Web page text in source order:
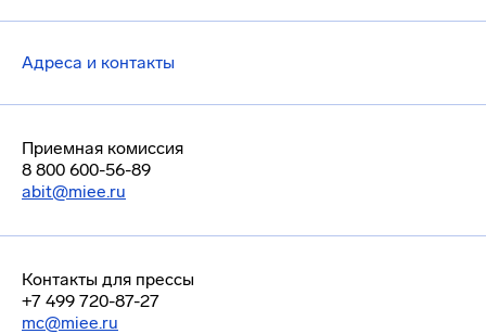
Адреса и контакты
Приемная комиссия
8 800 600-56-89
abit@miee.ru
Контакты для прессы
+7 499 720-87-27
mc@miee.ru